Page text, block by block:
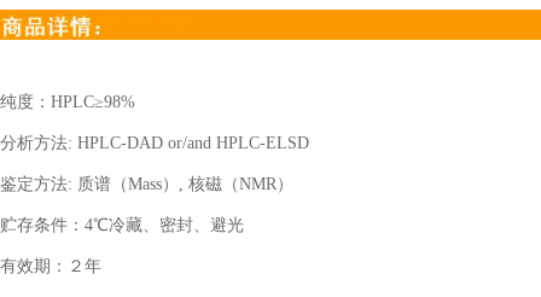
纯度： HPLC≥98%
分析方法: HPLC-DAD or/and HPLC-ELSD
鉴定方法: 质谱（Mass） , 核磁（NMR）
贮存条件： 4℃冷藏、密封、避光
有效期：２年